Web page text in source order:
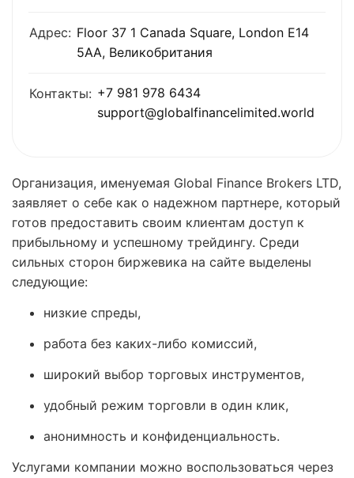
Адрес: Floor 37 1 Canada Square, London E14
5AA, Великобритания
Контакты: +7 981 978 6434
support@globalfinancelimited.world
Организация, именуемая Global Finance Brokers LTD,
заявляет о себе как о надежном партнере, который
готов предоставить своим клиентам доступ к
прибыльному и успешному трейдингу. Среди
сильных сторон биржевика на сайте выделены
следующие:
низкие спреды,
работа без каких-либо комиссий,
широкий выбор торговых инструментов,
удобный режим торговли в один клик,
анонимность и конфиденциальность.
Услугами компании можно воспользоваться через